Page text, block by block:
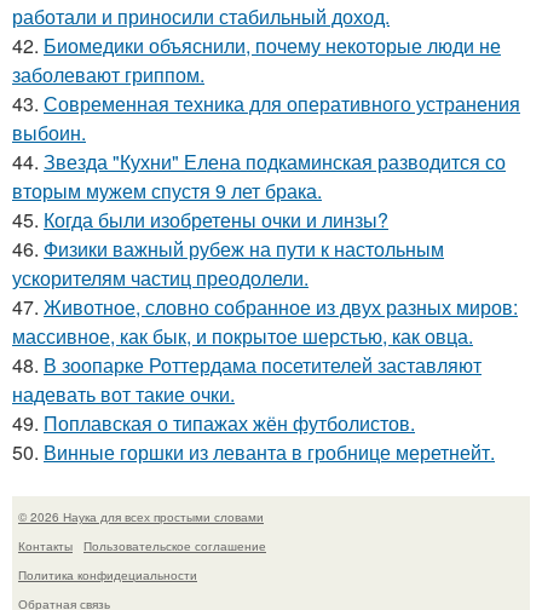
работали и приносили стабильный доход.
42. Биомедики объяснили, почему некоторые люди не
заболевают гриппом.
43. Современная техника для оперативного устранения
выбоин.
44. Звезда "Кухни" Елена подкаминская разводится со
вторым мужем спустя 9 лет брака.
45. Когда были изобретены очки и линзы?
46. Физики важный рубеж на пути к настольным
ускорителям частиц преодолели.
47. Животное, словно собранное из двух разных миров:
массивное, как бык, и покрытое шерстью, как овца.
48. В зоопарке Роттердама посетителей заставляют
надевать вот такие очки.
49. Поплавская о типажах жён футболистов.
50. Винные горшки из леванта в гробнице меретнейт.
© 2026 Наука для всех простыми словами
Контакты
Пользовательское соглашение
Политика конфидециальности
Обратная связь